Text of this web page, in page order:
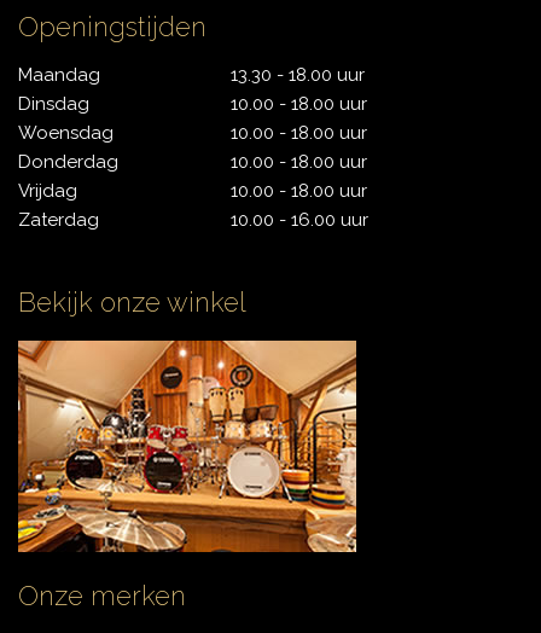
CONTACT
Openingstijden
Maandag
Dinsdag
Woensdag
Donderdag
Vrijdag
Zaterdag
13.30 - 18.00 uur
10.00 - 18.00 uur
10.00 - 18.00 uur
10.00 - 18.00 uur
10.00 - 18.00 uur
10.00 - 16.00 uur
Bekijk onze winkel
Onze merken